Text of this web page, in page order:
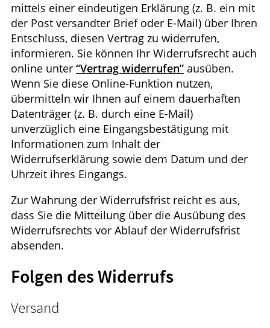
mittels einer eindeutigen Erklärung (z. B. ein mit
der Post versandter Brief oder E-Mail) über Ihren
Entschluss, diesen Vertrag zu widerrufen,
informieren. Sie können Ihr Widerrufsrecht auch
online unter “Vertrag widerrufen” ausüben.
Wenn Sie diese Online-Funktion nutzen,
übermitteln wir Ihnen auf einem dauerhaften
Datenträger (z. B. durch eine E-Mail)
unverzüglich eine Eingangsbestätigung mit
Informationen zum Inhalt der
Widerrufserklärung sowie dem Datum und der
Uhrzeit ihres Eingangs.
Zur Wahrung der Widerrufsfrist reicht es aus,
dass Sie die Mitteilung über die Ausübung des
Widerrufsrechts vor Ablauf der Widerrufsfrist
absenden.
Folgen des Widerrufs
Versand